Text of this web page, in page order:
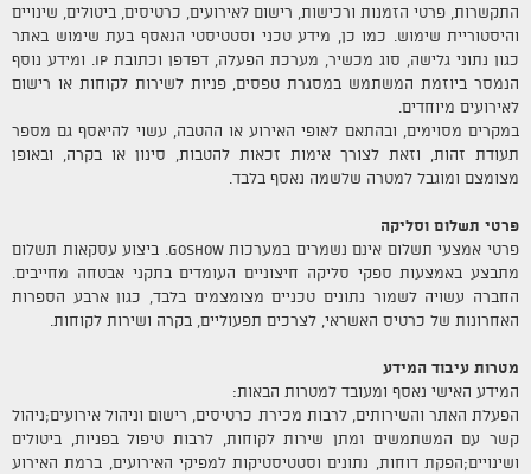
התקשרות, פרטי הזמנות ורכישות, רישום לאירועים, כרטיסים, ביטולים, שינויים
והיסטוריית שימוש. כמו כן, מידע טכני וסטטיסטי הנאסף בעת שימוש באתר
כגון נתוני גלישה, סוג מכשיר, מערכת הפעלה, דפדפן וכתובת IP. ומידע נוסף
הנמסר ביוזמת המשתמש במסגרת טפסים, פניות לשירות לקוחות או רישום
לאירועים מיוחדים.
במקרים מסוימים, ובהתאם לאופי האירוע או ההטבה, עשוי להיאסף גם מספר
תעודת זהות, וזאת לצורך אימות זכאות להטבות, סינון או בקרה, ובאופן
מצומצם ומוגבל למטרה שלשמה נאסף בלבד.
פרטי תשלום וסליקה
פרטי אמצעי תשלום אינם נשמרים במערכות GOSHOW. ביצוע עסקאות תשלום
מתבצע באמצעות ספקי סליקה חיצוניים העומדים בתקני אבטחה מחייבים.
החברה עשויה לשמור נתונים טכניים מצומצמים בלבד, כגון ארבע הספרות
האחרונות של כרטיס האשראי, לצרכים תפעוליים, בקרה ושירות לקוחות.
מטרות עיבוד המידע
המידע האישי נאסף ומעובד למטרות הבאות:
הפעלת האתר והשירותים, לרבות מכירת כרטיסים, רישום וניהול אירועים;ניהול
קשר עם המשתמשים ומתן שירות לקוחות, לרבות טיפול בפניות, ביטולים
ושינויים;הפקת דוחות, נתונים וסטטיסטיקות למפיקי האירועים, ברמת האירוע